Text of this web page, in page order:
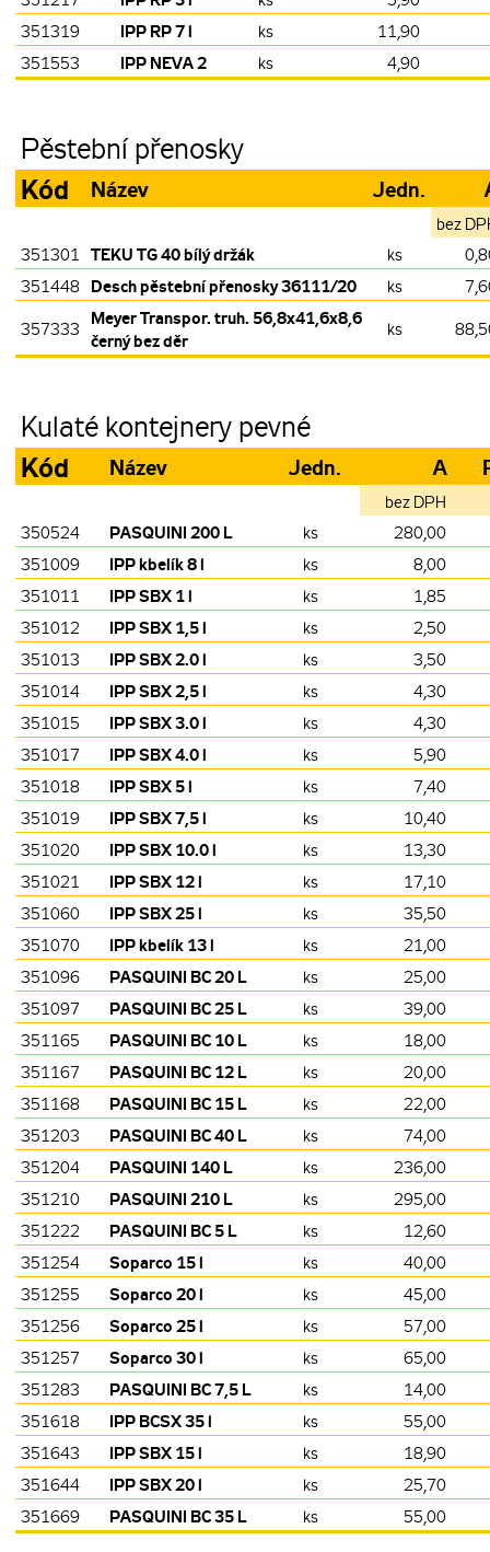
351319
IPP RP 7 l ks
11,90
351553
IPP NEVA 2 ks 4,90
Pěstební přenosky
Kód Název Jedn.
bez
351301 TEKU TG 40 bílý držák ks
351448 Desch pěstební přenosky 36111/20 ks
357333
Meyer Transpor. truh. 56,8x41,6x8,6
černý bez děr
ks
Kulaté kontejnery pevné
Kód Název Jedn. A
bez DPH
350524 PASQUINI 200 L ks
280,00
351009
IPP kbelík 8 l ks
8,00
351011
IPP SBX 1 l ks
1,85
351012
IPP SBX 1,5 l ks
2,50
351013
IPP SBX 2.0 l ks
3,50
351014
IPP SBX 2,5 l ks
4,30
351015
IPP SBX 3.0 l ks
4,30
351017
IPP SBX 4.0 l ks
5,90
351018
IPP SBX 5 l ks
7,40
351019
IPP SBX 7,5 l ks
10,40
351020
IPP SBX 10.0 l ks
13,30
351021
IPP SBX 12 l ks
17,10
351060
IPP SBX 25 l ks
35,50
351070
IPP kbelík 13 l ks
21,00
351096
PASQUINI BC 20 L ks
25,00
351097
PASQUINI BC 25 L ks
39,00
351165
PASQUINI BC 10 L ks
18,00
351167
PASQUINI BC 12 L ks
20,00
351168
PASQUINI BC 15 L ks
22,00
351203
PASQUINI BC 40 L ks
74,00
351204
PASQUINI 140 L ks
236,00
351210
PASQUINI 210 L ks
295,00
351222
PASQUINI BC 5 L ks
12,60
351254
Soparco 15 l ks
40,00
351255
Soparco 20 l ks
45,00
351256
Soparco 25 l ks
57,00
351257
Soparco 30 l ks
65,00
351283
PASQUINI BC 7,5 L ks
14,00
351618
IPP BCSX 35 l ks
55,00
351643
IPP SBX 15 l ks
18,90
351644
IPP SBX 20 l ks
25,70
351669
PASQUINI BC 35 L ks 55,00